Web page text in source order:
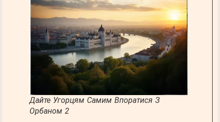
Дайте Угорцям Самим Впоратися З
Орбаном 2